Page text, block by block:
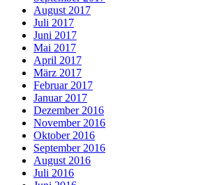
August 2017
Juli 2017
Juni 2017
Mai 2017
April 2017
März 2017
Februar 2017
Januar 2017
Dezember 2016
November 2016
Oktober 2016
September 2016
August 2016
Juli 2016